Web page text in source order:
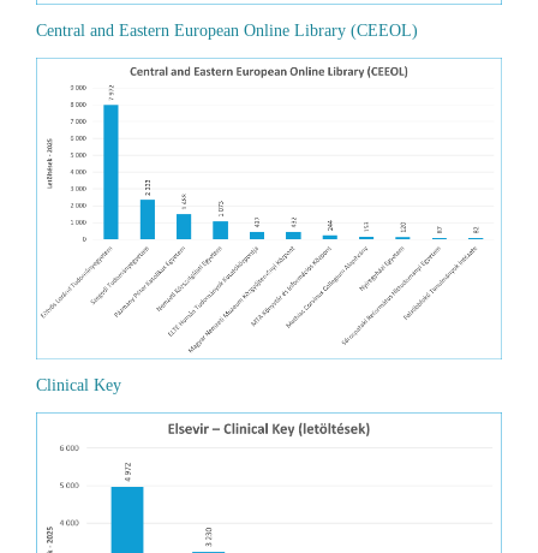
Central and Eastern European Online Library (CEEOL)
Clinical Key